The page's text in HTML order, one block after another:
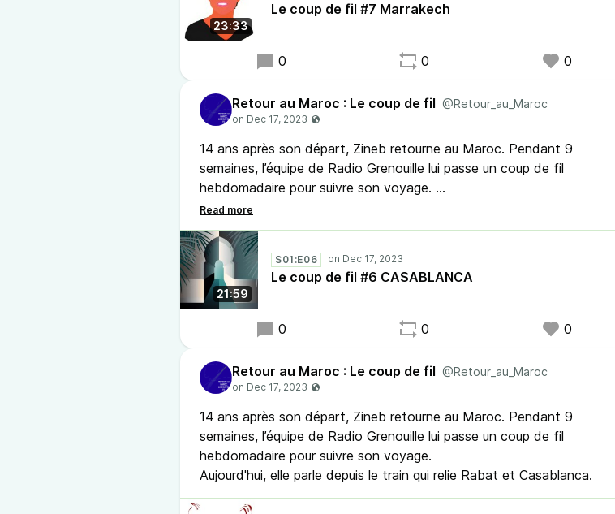
23:33
Le coup de fil #7 Marrakech
0 0 0
Retour au Maroc : Le coup de fil @Retour_au_Maroc
14 ans après son départ, Zineb retourne au Maroc. Pendant 9
semaines, l’équipe de Radio Grenouille lui passe un coup de fil
hebdomadaire pour suivre son voyage.
Aujourd'hui, elle parle d'une créatrice et de la manière dont Casablanca
résonne avec son passé.
21:59
S01:E06
Le coup de fil #6 CASABLANCA
0 0 0
Retour au Maroc : Le coup de fil @Retour_au_Maroc
14 ans après son départ, Zineb retourne au Maroc. Pendant 9
semaines, l’équipe de Radio Grenouille lui passe un coup de fil
hebdomadaire pour suivre son voyage.
Aujourd'hui, elle parle depuis le train qui relie Rabat et Casablanca.